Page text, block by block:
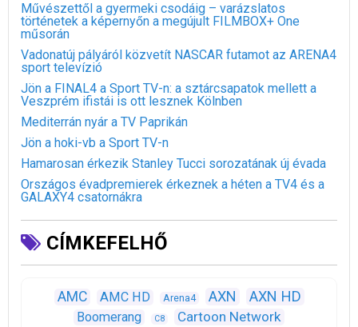
Művészettől a gyermeki csodáig – varázslatos
történetek a képernyőn a megújult FILMBOX+ One
műsorán
Vadonatúj pályáról közvetít NASCAR futamot az ARENA4
sport televízió
Jön a FINAL4 a Sport TV-n: a sztárcsapatok mellett a
Veszprém ifistái is ott lesznek Kölnben
Mediterrán nyár a TV Paprikán
Jön a hoki-vb a Sport TV-n
Hamarosan érkezik Stanley Tucci sorozatának új évada
Országos évadpremierek érkeznek a héten a TV4 és a
GALAXY4 csatornákra
CÍMKEFELHŐ
AMC AMC HD Arena4 AXN AXN HD
Boomerang C8 Cartoon Network